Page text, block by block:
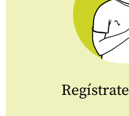
Regístrate